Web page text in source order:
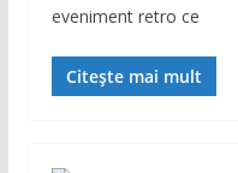
eveniment retro ce
Citește mai mult